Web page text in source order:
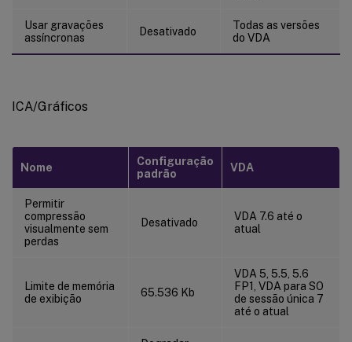
Usar gravações
assíncronas
Desativado
Todas as versões
do VDA
ICA/Gráficos
Nome
Configuração
padrão
VDA
Permitir
compressão
visualmente sem
perdas
Desativado
VDA 7.6 até o
atual
Limite de memória
de exibição
65.536 Kb
VDA 5, 5.5, 5.6
FP1, VDA para SO
de sessão única 7
até o atual